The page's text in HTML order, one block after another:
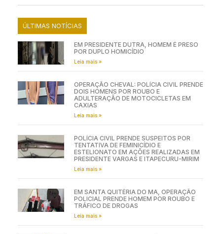
ÚLTIMAS NOTÍCIAS
EM PRESIDENTE DUTRA, HOMEM É PRESO
POR DUPLO HOMICÍDIO
Leia mais »
OPERAÇÃO CHEVAL: POLÍCIA CIVIL PRENDE
DOIS HOMENS POR ROUBO E
ADULTERAÇÃO DE MOTOCICLETAS EM
CAXIAS
Leia mais »
POLÍCIA CIVIL PRENDE SUSPEITOS POR
TENTATIVA DE FEMINICÍDIO E
ESTELIONATO EM AÇÕES REALIZADAS EM
PRESIDENTE VARGAS E ITAPECURU-MIRIM
Leia mais »
EM SANTA QUITÉRIA DO MA, OPERAÇÃO
POLICIAL PRENDE HOMEM POR ROUBO E
TRÁFICO DE DROGAS
Leia mais »